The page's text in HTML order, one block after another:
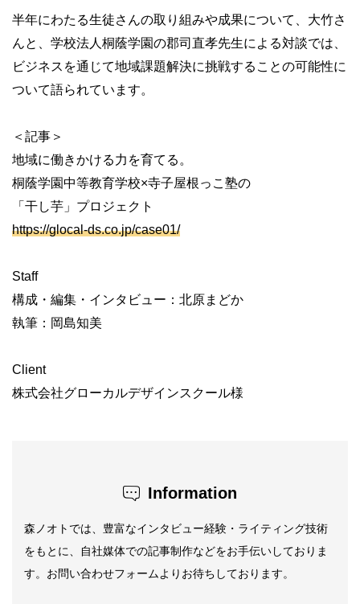
半年にわたる生徒さんの取り組みや成果について、大竹さ
んと、学校法人桐蔭学園の郡司直孝先生による対談では、
ビジネスを通じて地域課題解決に挑戦することの可能性に
ついて語られています。
＜記事＞
地域に働きかける力を育てる。
桐蔭学園中等教育学校×寺子屋根っこ塾の
「干し芋」プロジェクト
https://glocal-ds.co.jp/case01/
Staff
構成・編集・インタビュー：北原まどか
執筆：岡島知美
Client
株式会社グローカルデザインスクール様
Information
森ノオトでは、豊富なインタビュー経験・ライティング技術
をもとに、自社媒体での記事制作などをお手伝いしておりま
す。お問い合わせフォームよりお待ちしております。